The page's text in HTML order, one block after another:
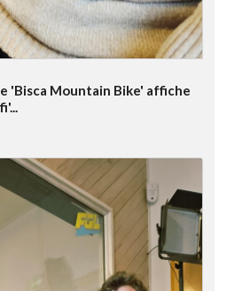
'Bisca Mountain Bike' affiche